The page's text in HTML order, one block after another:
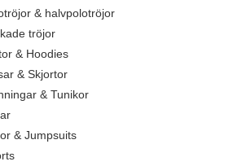
& halvpolotröjor
tröjor
& Hoodies
& Skjortor
& Tunikor
& Jumpsuits